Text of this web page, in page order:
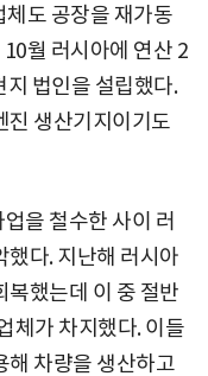
체도 공장을 재가동
월 러시아에 연산 2
법인을 설립했다.
진 생산기지이기도
을 철수한 사이 러
했다. 지난해 러시아
복했는데 이 중 절반
체가 차지했다. 이들
해 차량을 생산하고